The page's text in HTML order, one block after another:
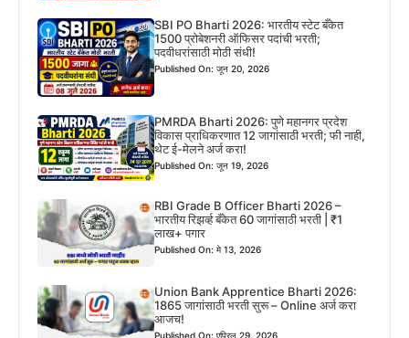
SBI PO Bharti 2026: भारतीय स्टेट बँकेत
1500 प्रोबेशनरी ऑफिसर पदांची भरती;
पदवीधरांसाठी मोठी संधी!
Published On: जून 20, 2026
PMRDA Bharti 2026: पुणे महानगर प्रदेश
विकास प्राधिकरणात 12 जागांसाठी भरती; फी नाही,
थेट ई-मेलने अर्ज करा!
Published On: जून 19, 2026
RBI Grade B Officer Bharti 2026 –
भारतीय रिझर्व्ह बँकेत 60 जागांसाठी भरती | ₹1
लाख+ पगार
Published On: मे 13, 2026
Union Bank Apprentice Bharti 2026:
1865 जागांसाठी भरती सुरू – Online अर्ज करा
आजच!
Published On: एप्रिल 29, 2026